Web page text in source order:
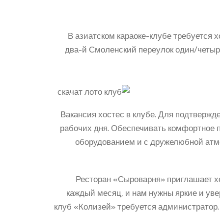
В азиатском караоке-клубе
два-й Смоленский переулок один/
Вакансия хостес в клубе. Для
рабочих дня. Обеспечивать
оборудованием и с дружелюбной
Ресторан «Сыроварня» приглашает
каждый месяц, и нам нужны яркие и
клуб «Колизей» требуется